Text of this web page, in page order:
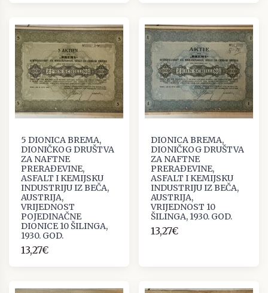
5 DIONICA BREMA,
DIONIČKOG DRUŠTVA
ZA NAFTNE
PRERAĐEVINE,
ASFALT I KEMIJSKU
INDUSTRIJU IZ BEČA,
AUSTRIJA,
VRIJEDNOST
POJEDINAČNE
DIONICE 10 ŠILINGA,
1930. GOD.
13,27€
DIONICA BREMA,
DIONIČKOG DRUŠTVA
ZA NAFTNE
PRERAĐEVINE,
ASFALT I KEMIJSKU
INDUSTRIJU IZ BEČA,
AUSTRIJA,
VRIJEDNOST 10
ŠILINGA, 1930. GOD.
13,27€